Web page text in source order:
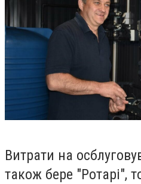
Витрати на
також бере "Ротарі",